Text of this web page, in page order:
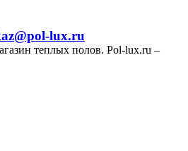
lux.ru
теплых полов. Pol-lux.ru –